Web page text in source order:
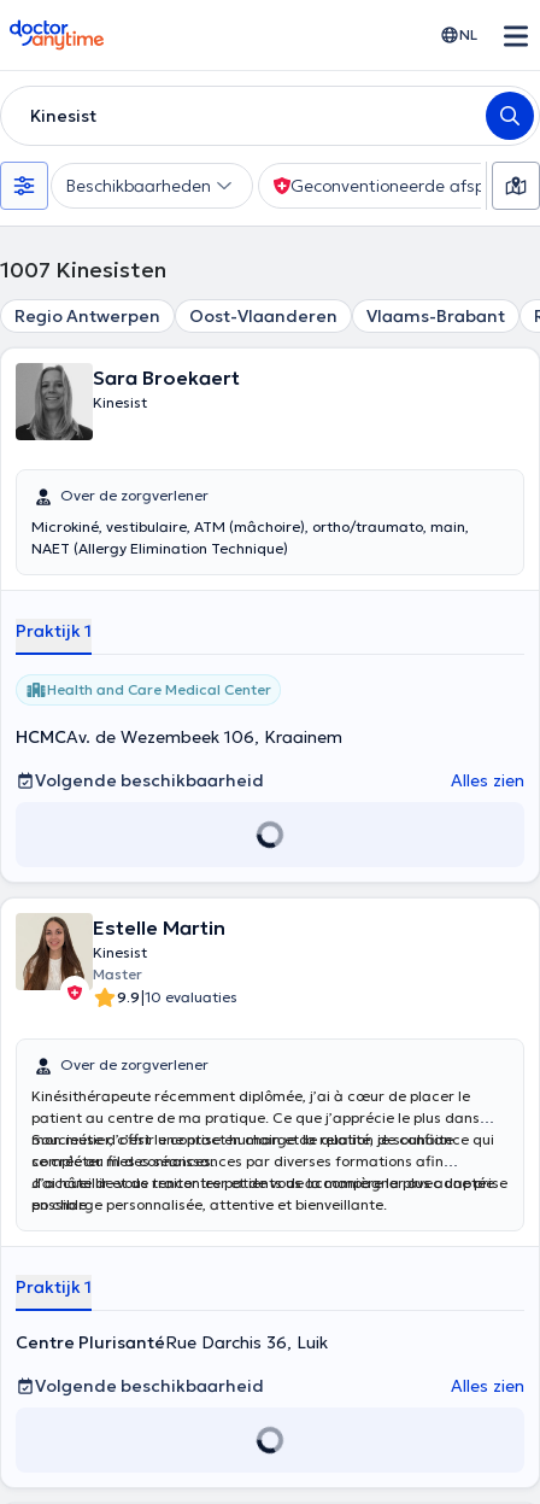
doctoranytime NL
Kinesist
Beschikbaarheden Geconventioneerde afspraak
1007 Kinesisten
Regio Antwerpen Oost-Vlaanderen Vlaams-Brabant
Sara Broekaert
Kinesist
Over de zorgverlener
Microkiné, vestibulaire, ATM (mâchoire), ortho/traumato, main,
NAET (Allergy Elimination Technique)
Praktijk 1
Health and Care Medical Center
HCMCAv. de Wezembeek 106, Kraainem
Volgende beschikbaarheid
Alles zien
Estelle Martin
Kinesist
Master
9.9|10 evaluaties
Over de zorgverlener
Kinésithérapeute récemment diplômée, j’ai à cœur de placer le
patient au centre de ma pratique. Ce que j’apprécie le plus dans
mon métier, c’est le contact humain et la relation de confiance qui
se crée au fil des séances.
Soucieuse d’offrir une prise en charge de qualité, je souhaite
compléter mes connaissances par diverses formations afin
d’accueillir et de traiter les patients de la manière la plus adaptée
possible.
J’ai hâte de vous rencontrer et de vous accompagner avec une prise
en charge personnalisée, attentive et bienveillante.
Praktijk 1
Centre PlurisantéRue Darchis 36, Luik
Volgende beschikbaarheid
Alles zien